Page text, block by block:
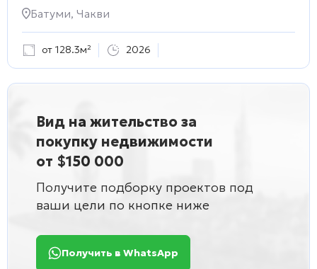
Батуми, Чакви
от 128.3м² 2026
Вид на жительство за
покупку недвижимости
от $150 000
Получите подборку проектов под
ваши цели по кнопке ниже
Получить в WhatsApp